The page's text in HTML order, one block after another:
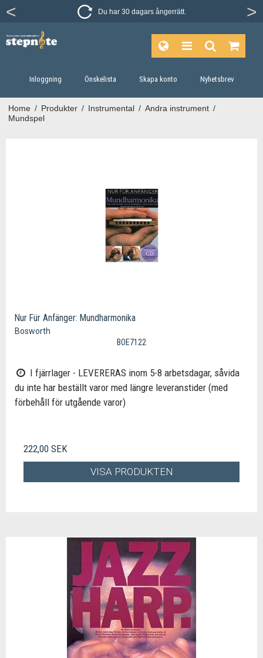
Du har 30 dagars ångerrätt.
Inloggning Önskelista Skapa konto Nyhetsbrev
Home / Produkter / Instrumental / Andra instrument /
Mundspel
Nur Für Anfänger: Mundharmonika
Bosworth
BOE7122
I fjärrlager - LEVERERAS inom 5-8 arbetsdagar, såvida
du inte har beställt varor med längre leveranstider (med
förbehåll för utgående varor)
222,00 SEK
VISA PRODUKTEN